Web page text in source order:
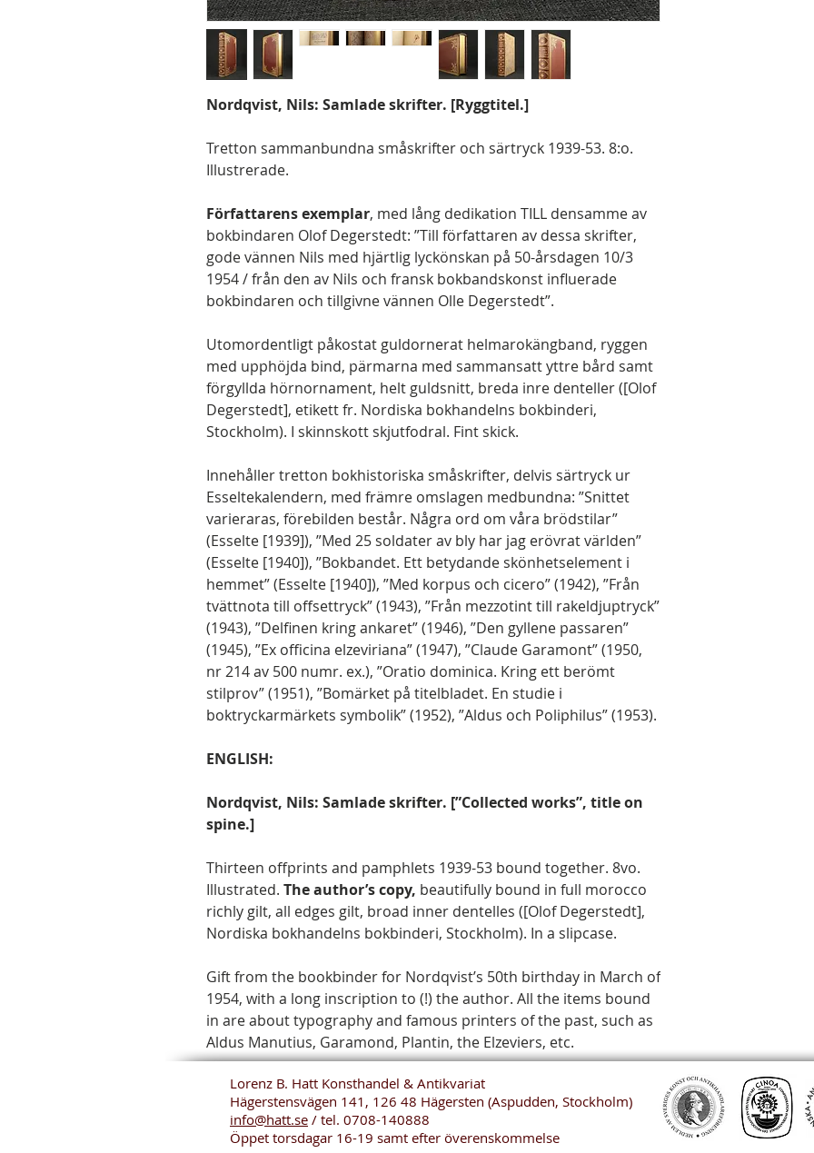
Nordqvist, Nils: Samlade skrifter. [Ryggtitel.]
Tretton sammanbundna småskrifter och särtryck 1939-53. 8:o.
Illustrerade.
Författarens exemplar, med lång dedikation TILL densamme av
bokbindaren Olof Degerstedt: ”Till författaren av dessa skrifter,
gode vännen Nils med hjärtlig lyckönskan på 50-årsdagen 10/3
1954 / från den av Nils och fransk bokbandskonst influerade
bokbindaren och tillgivne vännen Olle Degerstedt”.
Utomordentligt påkostat guldornerat helmarokängband, ryggen
med upphöjda bind, pärmarna med sammansatt yttre bård samt
förgyllda hörnornament, helt guldsnitt, breda inre denteller ([Olof
Degerstedt], etikett fr. Nordiska bokhandelns bokbinderi,
Stockholm). I skinnskott skjutfodral. Fint skick.
Innehåller tretton bokhistoriska småskrifter, delvis särtryck ur
Esseltekalendern, med främre omslagen medbundna: ”Snittet
varieraras, förebilden består. Några ord om våra brödstilar”
(Esselte [1939]), ”Med 25 soldater av bly har jag erövrat världen”
(Esselte [1940]), ”Bokbandet. Ett betydande skönhetselement i
hemmet” (Esselte [1940]), ”Med korpus och cicero” (1942), ”Från
tvättnota till offsettryck” (1943), ”Från mezzotint till rakeldjuptryck”
(1943), ”Delfinen kring ankaret” (1946), ”Den gyllene passaren”
(1945), ”Ex officina elzeviriana” (1947), ”Claude Garamont” (1950,
nr 214 av 500 numr. ex.), ”Oratio dominica. Kring ett berömt
stilprov” (1951), ”Bomärket på titelbladet. En studie i
boktryckarmärkets symbolik” (1952), ”Aldus och Poliphilus” (1953).
ENGLISH:
Nordqvist, Nils: Samlade skrifter. [”Collected works”, title on
spine.]
Thirteen offprints and pamphlets 1939-53 bound together. 8vo.
Illustrated. The author’s copy, beautifully bound in full morocco
richly gilt, all edges gilt, broad inner dentelles ([Olof Degerstedt],
Nordiska bokhandelns bokbinderi, Stockholm). In a slipcase.
Gift from the bookbinder for Nordqvist’s 50th birthday in March of
1954, with a long inscription to (!) the author. All the items bound
in are about typography and famous printers of the past, such as
Aldus Manutius, Garamond, Plantin, the Elzeviers, etc.
Lorenz B. Hatt Konsthandel & Antikvariat
Hägerstensvägen 141, 126 48 Hägersten (Aspudden, Stockholm)
info@hatt.se / tel. 0708-140888
Öppet torsdagar 16-19 samt efter överenskommelse